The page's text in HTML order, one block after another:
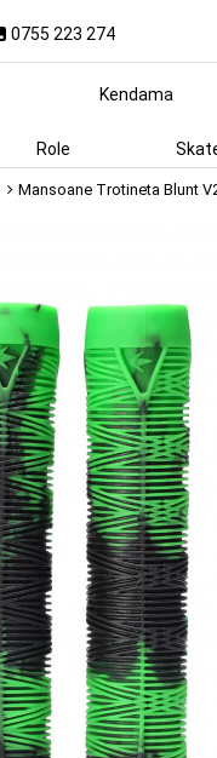
0755 223 274
Kendama
Role
Mansoane Trotineta Blunt